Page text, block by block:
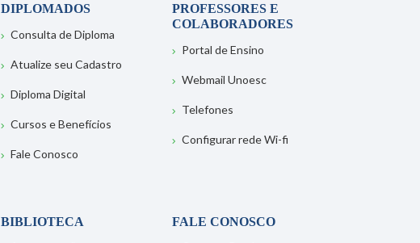
DIPLOMADOS
Consulta de Diploma
Atualize seu Cadastro
Diploma Digital
Cursos e Benefícios
Fale Conosco
PROFESSORES E
COLABORADORES
Portal de Ensino
Webmail Unoesc
Telefones
Configurar rede Wi-fi
BIBLIOTECA
FALE CONOSCO